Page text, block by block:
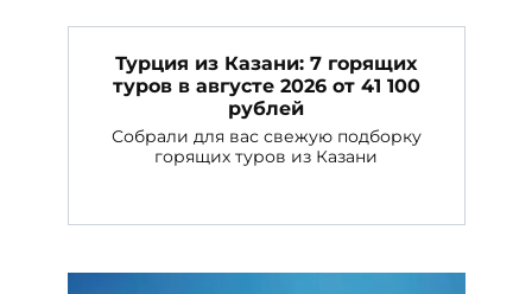
Турция из Казани: 7 горящих
туров в августе 2026 от 41 100
рублей
Собрали для вас свежую подборку
горящих туров из Казани